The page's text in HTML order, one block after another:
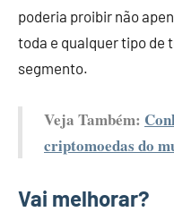
poderia proibir não
toda e qualquer tipo de
segmento.
Veja Também:
criptomoedas do
Vai melhorar?